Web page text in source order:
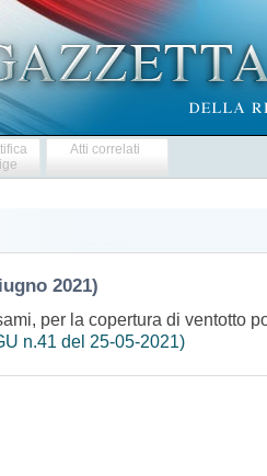
Atti correlati
2021)
per la copertura di ventotto
n.41 del 25-05-2021)